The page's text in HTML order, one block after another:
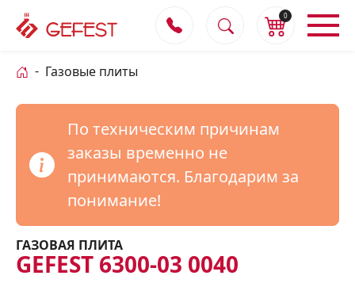
0
Газовые плиты
По техническим причинам
заказы временно не
принимаются. Благодарим за
понимание!
ГАЗОВАЯ ПЛИТА
GEFEST 6300-03 0040